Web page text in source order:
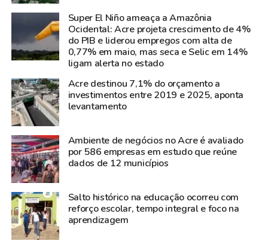
Super El Niño ameaça a Amazônia
Ocidental: Acre projeta crescimento de 4%
do PIB e liderou empregos com alta de
0,77% em maio, mas seca e Selic em 14%
ligam alerta no estado
Acre destinou 7,1% do orçamento a
investimentos entre 2019 e 2025, aponta
levantamento
Ambiente de negócios no Acre é avaliado
por 586 empresas em estudo que reúne
dados de 12 municípios
Salto histórico na educação ocorreu com
reforço escolar, tempo integral e foco na
aprendizagem